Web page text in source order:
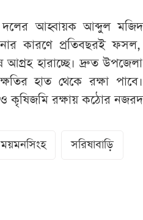
আহ্বায়ক আব্দুল
কারণে প্রতিবছরই ফসল,
হারাচ্ছে। দ্রুত উপজেলা
হাত থেকে রক্ষা
কৃষিজমি রক্ষায় কঠোর
ময়মনসিংহ সরিষাবাড়ি